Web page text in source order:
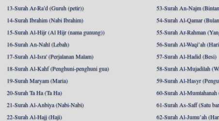
13-Surah Ar-Ra’d (Guruh (petir))
14-Surah Ibrahim (Nabi Ibrahim)
15-Surah Al-Hijr (Al Hijr (nama gunung))
16-Surah An-Nahl (Lebah)
17-Surah Al-Isra' (Perjalanan Malam)
18-Surah Al-Kahf (Penghuni-penghuni gua)
19-Surah Maryam (Maria)
20-Surah Ta Ha (Ta Ha)
21-Surah Al-Anbiya (Nabi-Nabi)
22-Surah Al-Hajj (Haji)
53-Surah An-Najm
54-Surah Al-Qamar
55-Surah Ar-Rahman
56-Surah Al-Waqi’ah
57-Surah Al-Hadid (Besi)
58-Surah Al-Mujadilah
59-Surah Al-Hasyr
60-Surah Al-
61-Surah As-Saff (Satu
62-Surah Al-Jumu’ah